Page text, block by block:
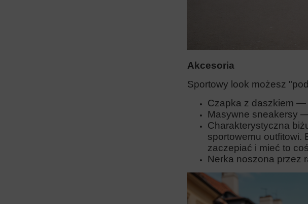
Akcesoria
Sportowy look możesz
Czapka z daszkiem —
Masywne sneakersy
Charakterystyczna
sportowemu outfitowi.
zaczepiać i mieć to
Nerka noszona przez